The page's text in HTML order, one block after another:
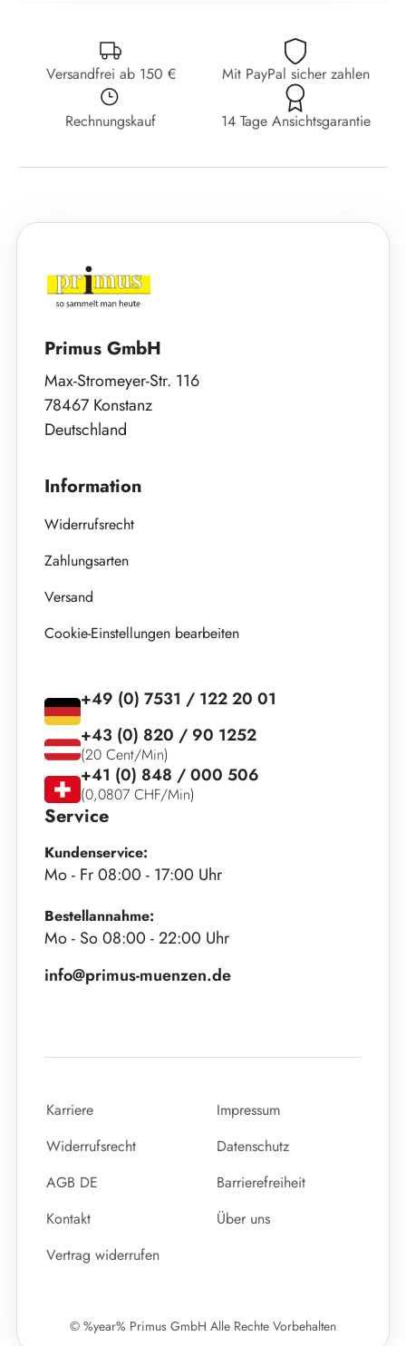
Versandfrei ab 150 € Mit PayPal sicher zahlen
Rechnungskauf 14 Tage Ansichtsgarantie
Primus GmbH
Max-Stromeyer-Str. 116
78467 Konstanz
Deutschland
Information
Widerrufsrecht
Zahlungsarten
Versand
Cookie-Einstellungen bearbeiten
Service
Kundenservice:
Mo - Fr 08:00 - 17:00 Uhr
Bestellannahme:
Mo - So 08:00 - 22:00 Uhr
info@primus-muenzen.de
+49 (0) 7531 / 122 20 01
+43 (0) 820 / 90 1252
(20 Cent/Min)
+41 (0) 848 / 000 506
(0,0807 CHF/Min)
Karriere
Impressum
Widerrufsrecht
Datenschutz
AGB DE
Barrierefreiheit
Kontakt
Über uns
Vertrag widerrufen
© %year% Primus GmbH Alle Rechte Vorbehalten